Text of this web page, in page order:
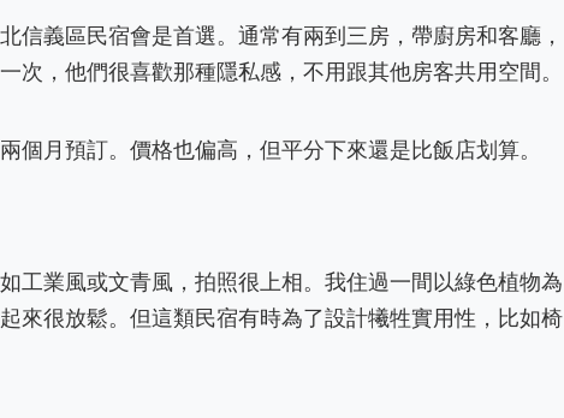
信義區民宿會是首選。通常有兩到三房，帶廚房和客廳，
次，他們很喜歡那種隱私感，不用跟其他房客共用空間。
個月預訂。價格也偏高，但平分下來還是比飯店划算。
工業風或文青風，拍照很上相。我住過一間以綠色植物為
來很放鬆。但這類民宿有時為了設計犧牲實用性，比如椅